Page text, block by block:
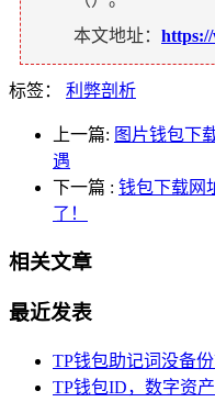
本文地址：
标签： 利弊剖析
上一篇: 图片钱包下
遇
下一篇 : 钱包下载网
了！
相关文章
最近发表
TP钱包助记词没备
TP钱包ID，数字资